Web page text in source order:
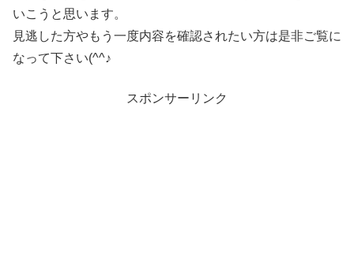
いこうと思います。
見逃した方やもう一度内容を確認されたい方は是非ご覧に
なって下さい(^^♪
スポンサーリンク